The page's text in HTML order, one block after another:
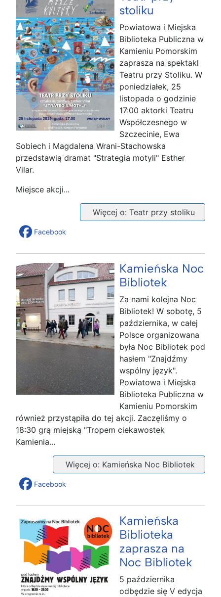
stoliku
Powiatowa i Miejska
Biblioteka Publiczna w
Kamieniu Pomorskim
zaprasza na spektakl
Teatru przy Stoliku. W
poniedziałek, 25
listopada o godzinie
17:00 aktorki Teatru
Współczesnego w
Szczecinie, Ewa
Sobiech i Magdalena Wrani-Stachowska
przedstawią dramat "Strategia motyli" Esther
Vilar.
Miejsce akcji...
Więcej o: Teatr przy stoliku
Facebook
Kamieńska Noc
Bibliotek
Za nami kolejna Noc
Bibliotek! W sobotę, 5
października, w całej
Polsce organizowana
była Noc Bibliotek pod
hasłem "Znajdźmy
wspólny język".
Powiatowa i Miejska
Biblioteka Publiczna w
Kamieniu Pomorskim
również przystąpiła do tej akcji. Zaczęliśmy o
18:30 grą miejską "Tropem ciekawostek
Kamienia...
Więcej o: Kamieńska Noc Bibliotek
Facebook
Kamieńska
Biblioteka
zaprasza na
Noc Bibliotek
5 października
odbędzie się V edycja